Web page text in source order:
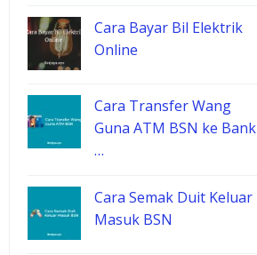
Cara Bayar Bil Elektrik
Online
Cara Transfer Wang
Guna ATM BSN ke Bank
…
Cara Semak Duit Keluar
Masuk BSN